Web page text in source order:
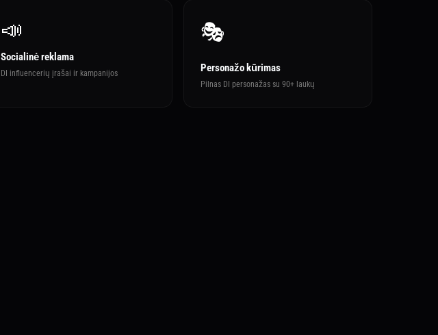
📣
Socialinė reklama
DI influencerių įrašai ir kampanijos
🎭
Personažo kūrimas
Pilnas DI personažas su 90+ laukų